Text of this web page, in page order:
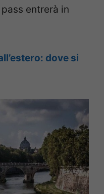
entrerà in
dove si